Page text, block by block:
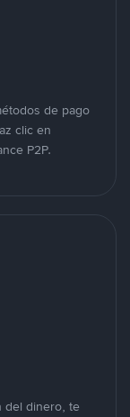
de pago
clic en
P2P.
del dinero, te